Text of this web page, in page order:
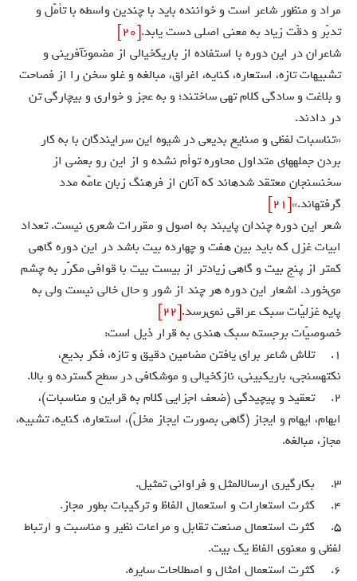
مراد و منظور شاعر است و خواننده بايد با چندين واسطه با تأمّل و
تدبّر و دقّت زياد به معنى اصلى دست يابد.[20]
شاعران در اين دوره با استفاده از باريك‏خيالى از مضمون‏آفرينى و
تشبيهات تازه، استعاره، كنايه، اغراق، مبالغه و غلو سخن را از فصاحت
و بلاغت و سادگى كلام تهى ساختند؛ و به عجز و خوارى و بيچارگى تن
در دادند.
«تناسبات لفظى و صنايع بديعى در شيوه اين سرايندگان با به كار
بردن جمله‏هاى متداول محاوره توأم نشده و از اين رو بعضى از
سخن‏سنجان معتقد شده‏اند كه آنان از فرهنگ زبان عامّه مدد
گرفته‏اند.»[21]
شعر اين دوره چندان پايبند به اصول و مقررات شعرى نيست. تعداد
ابيات غزل كه بايد بين هفت و چهارده بيت باشد در اين دوره گاهى
كمتر از پنج بيت و گاهى زيادتر از بيست بيت با قوافى مكرّر به چشم
مى‏خورد. اشعار اين دوره هر چند از شور و حال خالى نيست ولى به
پايه غزليّات سبك عراقى نمى‏رسد.[22]
خصوصيّات برجسته سبك هندى به قرار ذيل است:
1. تلاش شاعر براى يافتن مضامين دقيق و تازه، فكر بديع،
نكته‏سنجى، باريك‏بينى، نازك‏خيالى و موشكافى در سطح گسترده و بالا.
2. تعقيد و پيچيدگى (ضعف اجزايى كلام به قراين و مناسبات)،
ابهام، ايهام و ايجاز (گاهى بصورت ايجاز مخلّ)، استعاره، كنايه، تشبيه،
مجاز، مبالغه.
3. بكارگيرى ارسال‏المثل و فراوانى تمثيل.
4. كثرت استعارات و استعمال الفاظ و تركيبات بطور مجاز.
5. كثرت استعمال صنعت تقابل و مراعات نظير و مناسبت و ارتباط
لفظى و معنوى الفاظ يك بيت.
6. كثرت استعمال امثال و اصطلاحات سايره.